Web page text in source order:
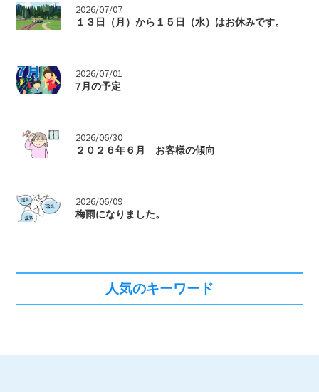
> 2026/07/07
１３日（月）から１５日（水）はお休みです。
> 2026/07/01
7月の予定
> 2026/06/30
２０２６年６月 お客様の傾向
> 2026/06/09
梅雨になりました。
人気のキーワード